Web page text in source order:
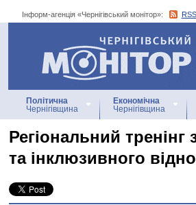
Інформ-агенція «Чернігівський монітор»: RSS
Інформ-агенція
«Чернігівський монітор»
Політична
Чернігівщина
Економічна
Чернігівщина
Регіональний тренінг
та інклюзивного